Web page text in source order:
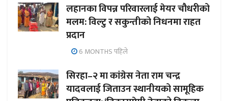
लहानका विपन्न परिवारलाई मेयर चौधरीको
मलम: विल्टु र सकुन्तीको निधनमा राहत
प्रदान
6 MONTHS पहिले
सिरहा–२ मा कांग्रेस नेता राम चन्द्र
यादवलाई जिताउन स्थानीयको सामूहिक